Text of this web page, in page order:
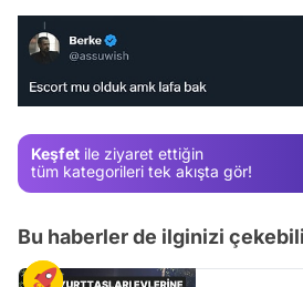
Keşfet ile ziyaret ettiğin
tüm kategorileri tek akışta gör!
Bu haberler de ilginizi